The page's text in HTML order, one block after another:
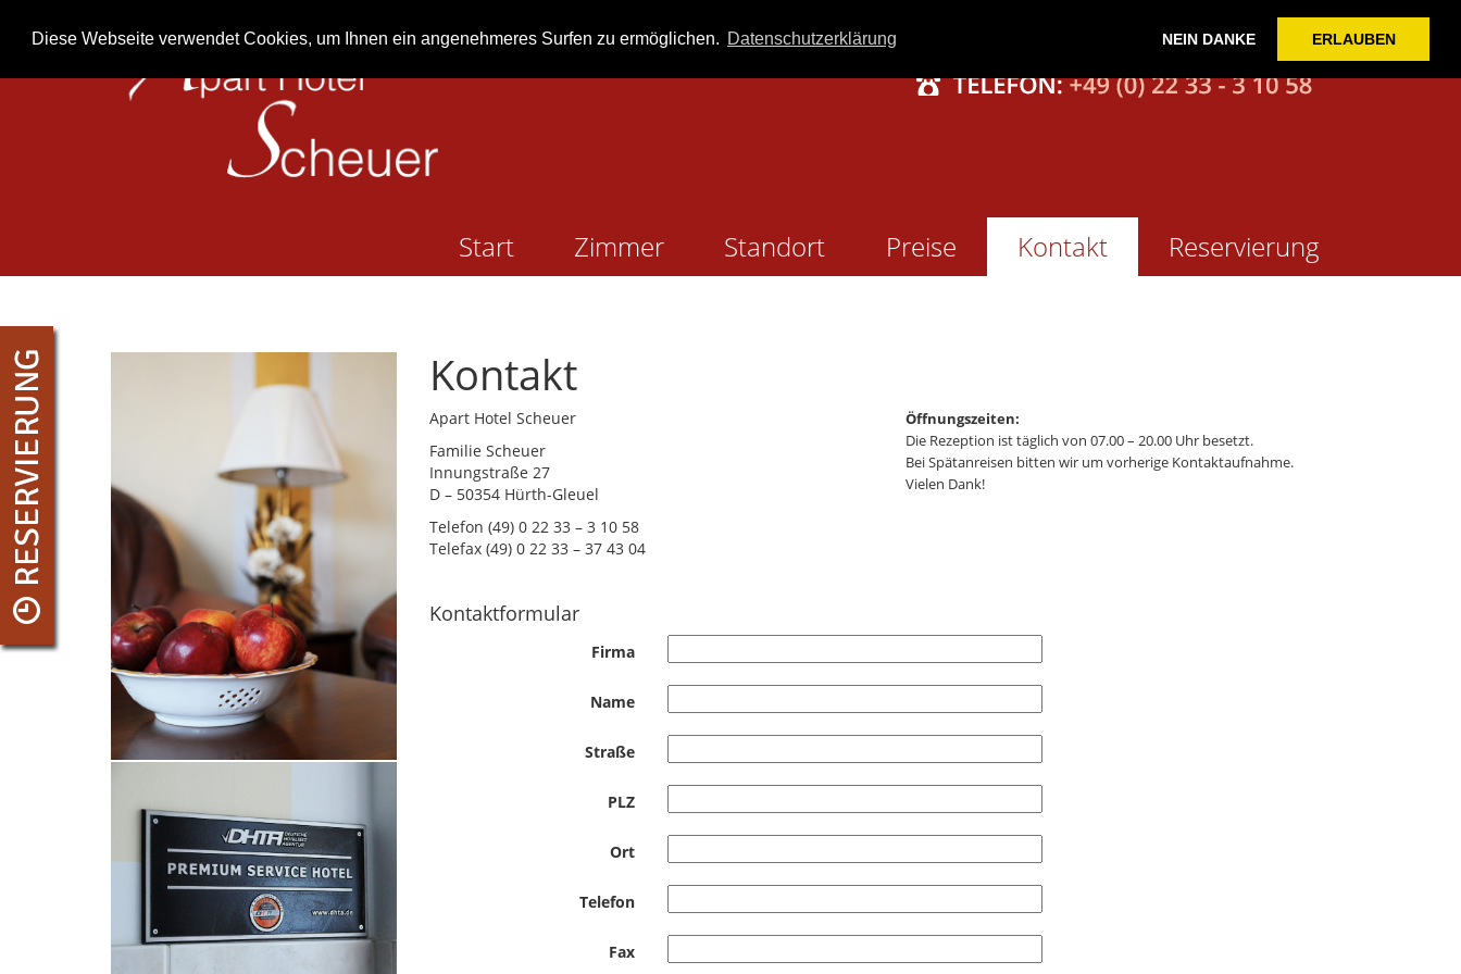
Diese Webseite verwendet Cookies, um Ihnen ein angenehmeres Surfen zu ermöglichen. Datenschutzerklärung NEIN DANKE ERLAUBEN
Start Zimmer Standort Preise Kontakt Reservierung
Kontakt
Apart Hotel Scheuer
Familie Scheuer
Innungstraße 27
D – 50354 Hürth-Gleuel
Telefon (49) 0 22 33 – 3 10 58
Telefax (49) 0 22 33 – 37 43 04
Öffnungszeiten:
Die Rezeption ist täglich von 07.00 – 20.00 Uhr besetzt.
Bei Spätanreisen bitten wir um vorherige Kontaktaufnahme.
Vielen Dank!
Kontaktformular
Firma
Name
Straße
PLZ
Ort
Telefon
Fax